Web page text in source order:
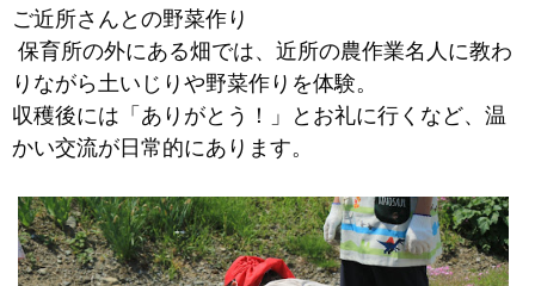
ご近所さんとの野菜作り
保育所の外にある畑では、近所の農作業名人に教わ
りながら土いじりや野菜作りを体験。
収穫後には「ありがとう！」とお礼に行くなど、温
かい交流が日常的にあります。